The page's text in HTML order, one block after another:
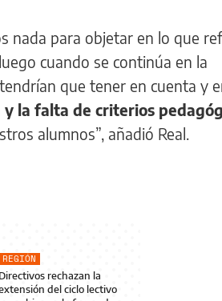
nada para objetar en lo que
cuando se continúa en la
que tener en cuenta y
la falta de criterios
alumnos”, añadió Real.
REGIÓN
Directivos rechazan la
del ciclo lectivo